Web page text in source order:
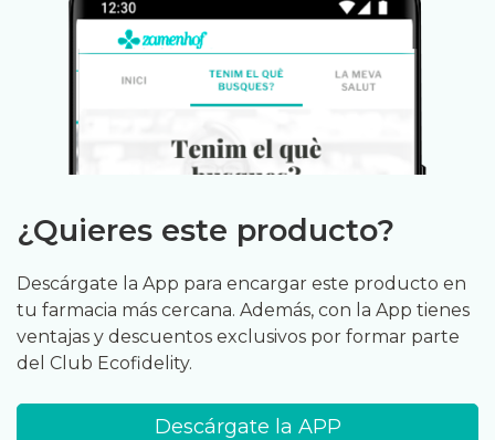
¿Quieres este producto?
Descárgate la App para encargar este producto en
tu farmacia más cercana. Además, con la App tienes
ventajas y descuentos exclusivos por formar parte
del Club Ecofidelity.
Descárgate la APP